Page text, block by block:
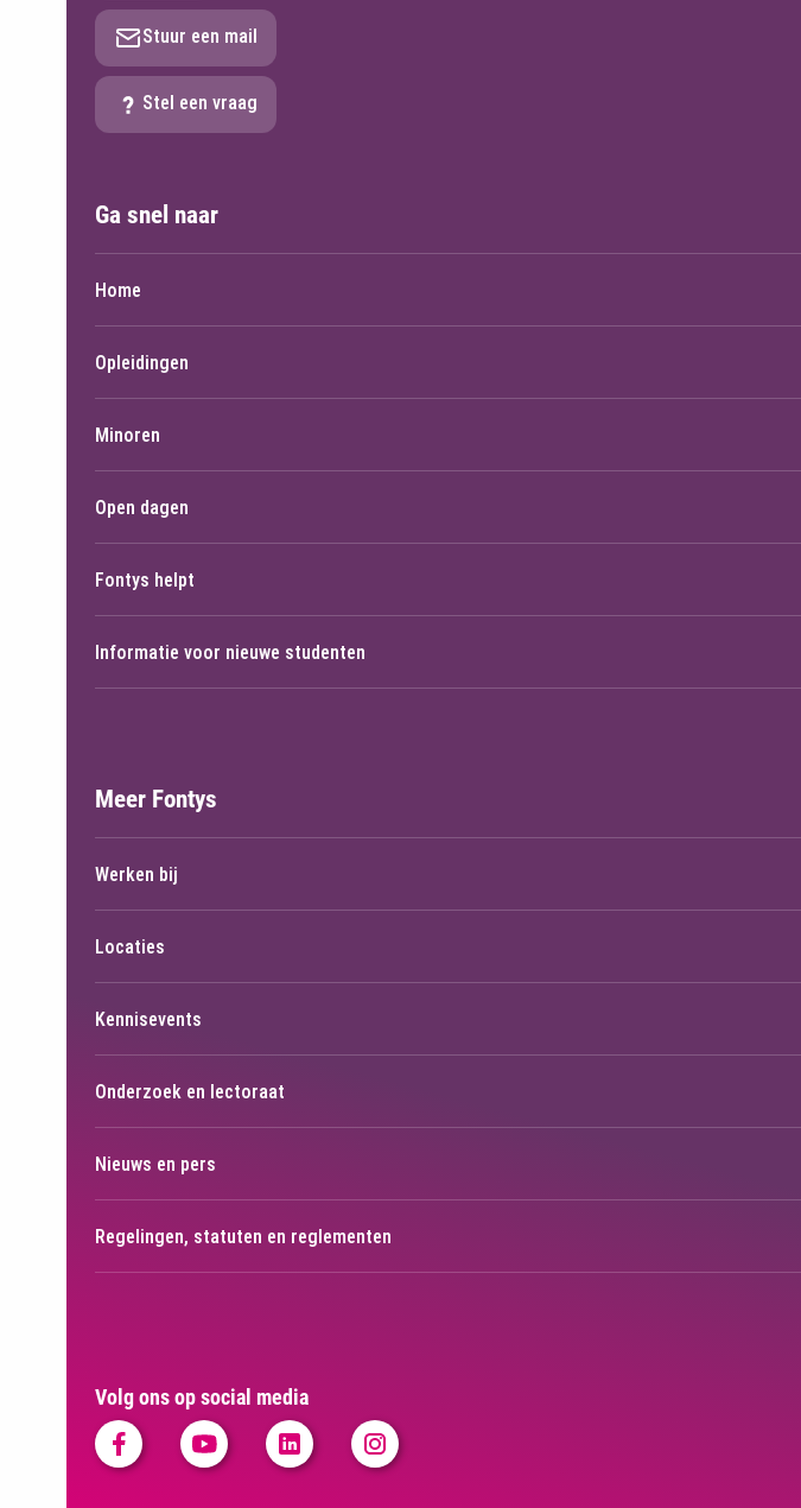
Stuur een mail
Stel een vraag
Volg ons op social media
Ga snel naar
Home
Opleidingen
Minoren
Open dagen
Fontys helpt
Informatie voor nieuwe studenten
Meer Fontys
Werken bij
Locaties
Kennisevents
Onderzoek en lectoraat
Nieuws en pers
Regelingen, statuten en reglementen